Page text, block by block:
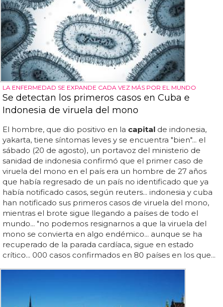
LA ENFERMEDAD SE EXPANDE CADA VEZ MÁS POR EL MUNDO
Se detectan los primeros casos en Cuba e
Indonesia de viruela del mono
El hombre, que dio positivo en la capital de indonesia,
yakarta, tiene síntomas leves y se encuentra "bien"... el
sábado (20 de agosto), un portavoz del ministerio de
sanidad de indonesia confirmó que el primer caso de
viruela del mono en el país era un hombre de 27 años
que había regresado de un país no identificado que ya
había notificado casos, según reuters... indonesia y cuba
han notificado sus primeros casos de viruela del mono,
mientras el brote sigue llegando a países de todo el
mundo... "no podemos resignarnos a que la viruela del
mono se convierta en algo endémico... aunque se ha
recuperado de la parada cardíaca, sigue en estado
crítico... 000 casos confirmados en 80 países en los que...